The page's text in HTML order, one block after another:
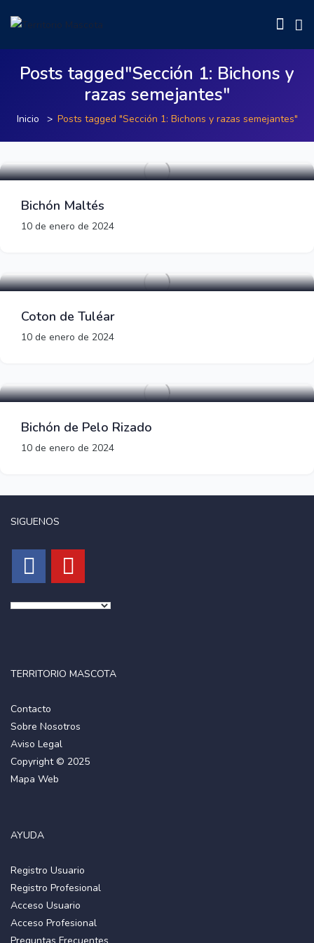
Posts tagged"Sección 1: Bichons y
razas semejantes"
Inicio Posts tagged "Sección 1: Bichons y razas semejantes"
Bichón Maltés
10 de enero de 2024
Coton de Tuléar
10 de enero de 2024
Bichón de Pelo Rizado
10 de enero de 2024
SIGUENOS
TERRITORIO MASCOTA
Contacto
Sobre Nosotros
Aviso Legal
Copyright © 2025
Mapa Web
AYUDA
Registro Usuario
Registro Profesional
Acceso Usuario
Acceso Profesional